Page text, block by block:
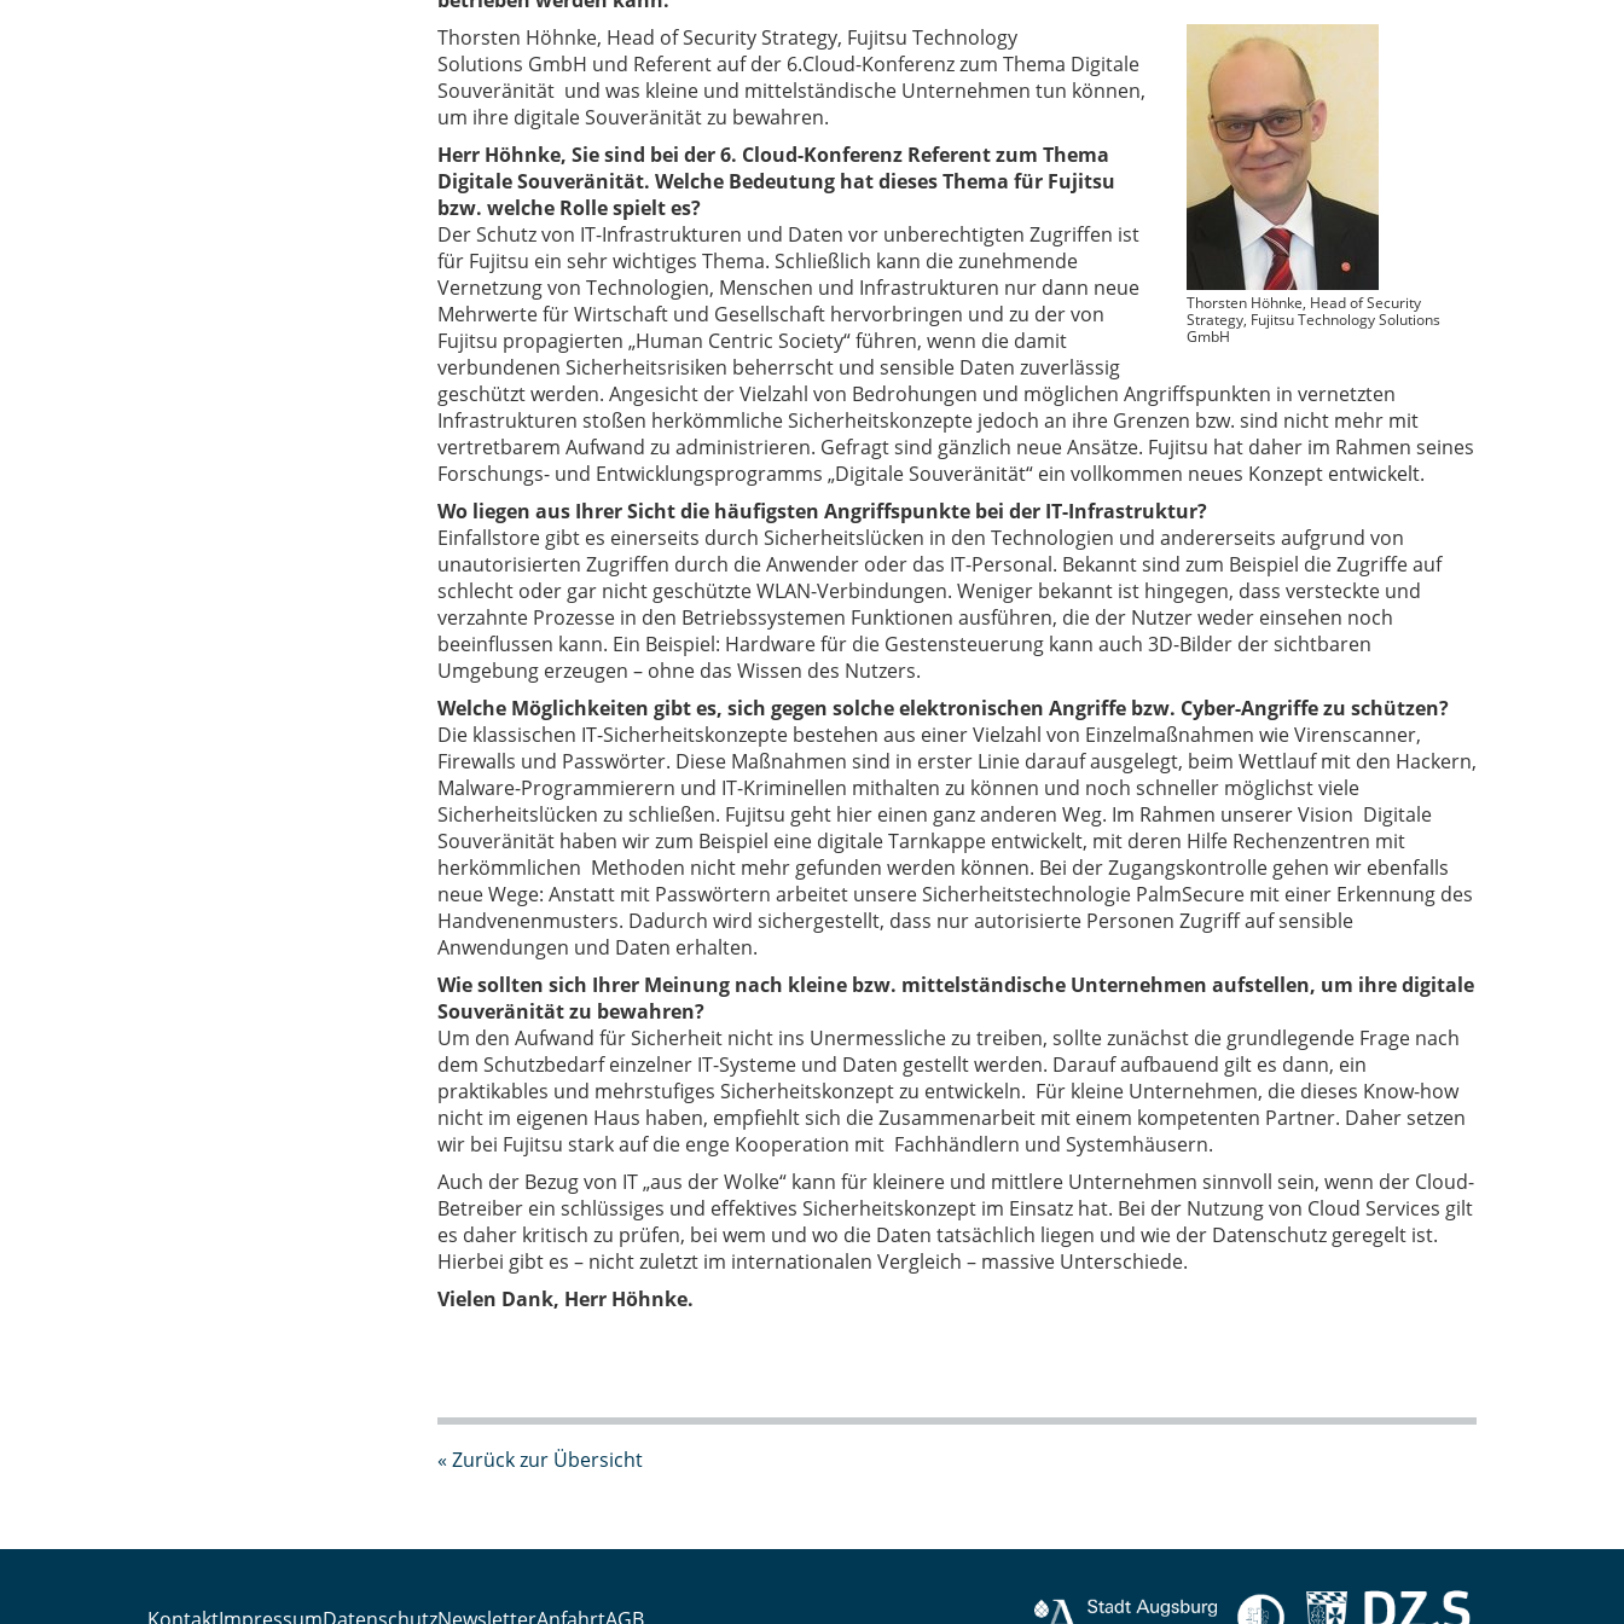
Thorsten Höhnke, Head of Security
Strategy, Fujitsu Technology Solutions
GmbH
Thorsten Höhnke, Head of Security Strategy, Fujitsu Technology
Solutions GmbH und Referent auf der 6.Cloud-Konferenz zum Thema Digitale
Souveränität und was kleine und mittelständische Unternehmen tun können,
um ihre digitale Souveränität zu bewahren.
Herr Höhnke, Sie sind bei der 6. Cloud-Konferenz Referent zum Thema
Digitale Souveränität. Welche Bedeutung hat dieses Thema für Fujitsu
bzw. welche Rolle spielt es?
Der Schutz von IT-Infrastrukturen und Daten vor unberechtigten Zugriffen ist
für Fujitsu ein sehr wichtiges Thema. Schließlich kann die zunehmende
Vernetzung von Technologien, Menschen und Infrastrukturen nur dann neue
Mehrwerte für Wirtschaft und Gesellschaft hervorbringen und zu der von
Fujitsu propagierten „Human Centric Society“ führen, wenn die damit
verbundenen Sicherheitsrisiken beherrscht und sensible Daten zuverlässig
geschützt werden. Angesicht der Vielzahl von Bedrohungen und möglichen Angriffspunkten in vernetzten
Infrastrukturen stoßen herkömmliche Sicherheitskonzepte jedoch an ihre Grenzen bzw. sind nicht mehr mit
vertretbarem Aufwand zu administrieren. Gefragt sind gänzlich neue Ansätze. Fujitsu hat daher im Rahmen seines
Forschungs- und Entwicklungsprogramms „Digitale Souveränität“ ein vollkommen neues Konzept entwickelt.
Wo liegen aus Ihrer Sicht die häufigsten Angriffspunkte bei der IT-Infrastruktur?
Einfallstore gibt es einerseits durch Sicherheitslücken in den Technologien und andererseits aufgrund von
unautorisierten Zugriffen durch die Anwender oder das IT-Personal. Bekannt sind zum Beispiel die Zugriffe auf
schlecht oder gar nicht geschützte WLAN-Verbindungen. Weniger bekannt ist hingegen, dass versteckte und
verzahnte Prozesse in den Betriebssystemen Funktionen ausführen, die der Nutzer weder einsehen noch
beeinflussen kann. Ein Beispiel: Hardware für die Gestensteuerung kann auch 3D-Bilder der sichtbaren
Umgebung erzeugen – ohne das Wissen des Nutzers.
Welche Möglichkeiten gibt es, sich gegen solche elektronischen Angriffe bzw. Cyber-Angriffe zu schützen?
Die klassischen IT-Sicherheitskonzepte bestehen aus einer Vielzahl von Einzelmaßnahmen wie Virenscanner,
Firewalls und Passwörter. Diese Maßnahmen sind in erster Linie darauf ausgelegt, beim Wettlauf mit den Hackern,
Malware-Programmierern und IT-Kriminellen mithalten zu können und noch schneller möglichst viele
Sicherheitslücken zu schließen. Fujitsu geht hier einen ganz anderen Weg. Im Rahmen unserer Vision Digitale
Souveränität haben wir zum Beispiel eine digitale Tarnkappe entwickelt, mit deren Hilfe Rechenzentren mit
herkömmlichen Methoden nicht mehr gefunden werden können. Bei der Zugangskontrolle gehen wir ebenfalls
neue Wege: Anstatt mit Passwörtern arbeitet unsere Sicherheitstechnologie PalmSecure mit einer Erkennung des
Handvenenmusters. Dadurch wird sichergestellt, dass nur autorisierte Personen Zugriff auf sensible
Anwendungen und Daten erhalten.
Wie sollten sich Ihrer Meinung nach kleine bzw. mittelständische Unternehmen aufstellen, um ihre digitale
Souveränität zu bewahren?
Um den Aufwand für Sicherheit nicht ins Unermessliche zu treiben, sollte zunächst die grundlegende Frage nach
dem Schutzbedarf einzelner IT-Systeme und Daten gestellt werden. Darauf aufbauend gilt es dann, ein
praktikables und mehrstufiges Sicherheitskonzept zu entwickeln. Für kleine Unternehmen, die dieses Know-how
nicht im eigenen Haus haben, empfiehlt sich die Zusammenarbeit mit einem kompetenten Partner. Daher setzen
wir bei Fujitsu stark auf die enge Kooperation mit Fachhändlern und Systemhäusern.
Auch der Bezug von IT „aus der Wolke“ kann für kleinere und mittlere Unternehmen sinnvoll sein, wenn der Cloud-
Betreiber ein schlüssiges und effektives Sicherheitskonzept im Einsatz hat. Bei der Nutzung von Cloud Services gilt
es daher kritisch zu prüfen, bei wem und wo die Daten tatsächlich liegen und wie der Datenschutz geregelt ist.
Hierbei gibt es – nicht zuletzt im internationalen Vergleich – massive Unterschiede.
Vielen Dank, Herr Höhnke.
« Zurück zur Übersicht
KontaktImpressumDatenschutzNewsletterAnfahrtAGB